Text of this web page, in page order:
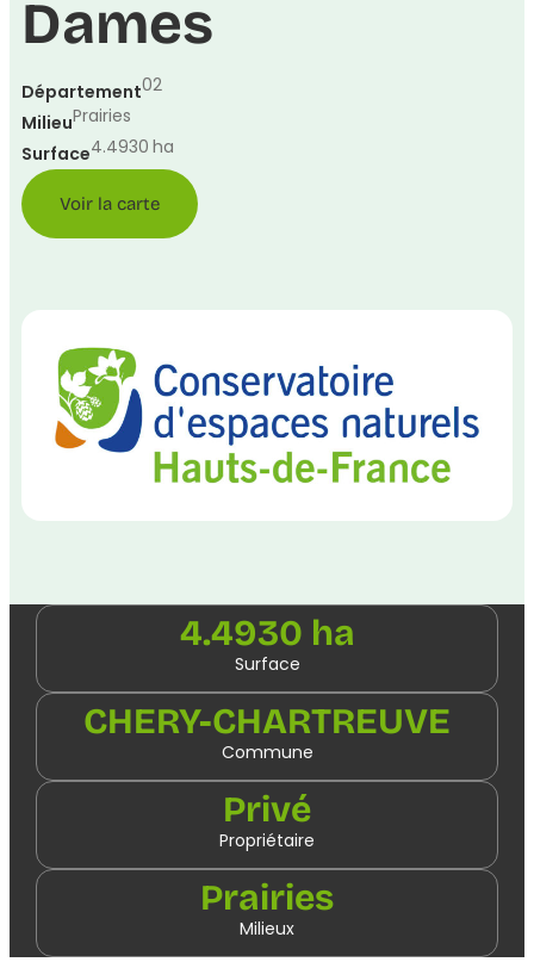
Dames
Département02
MilieuPrairies
Surface4.4930 ha
Voir la carte
4.4930 ha
Surface
CHERY-CHARTREUVE
Commune
Privé
Propriétaire
Prairies
Milieux